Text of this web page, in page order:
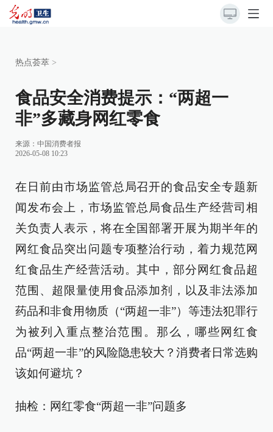
热点荟萃 >
食品安全消费提示：“两超一
非”多藏身网红零食
来源： 中国消费者报
2026-05-08 10:23
在日前由市场监管总局召开的食品安全专题新
闻发布会上，市场监管总局食品生产经营司相
关负责人表示，将在全国部署开展为期半年的
网红食品突出问题专项整治行动，着力规范网
红食品生产经营活动。其中，部分网红食品超
范围、超限量使用食品添加剂，以及非法添加
药品和非食用物质（“两超一非”）等违法犯罪行
为被列入重点整治范围。那么，哪些网红食
品“两超一非”的风险隐患较大？消费者日常选购
该如何避坑？
抽检：网红零食“两超一非”问题多